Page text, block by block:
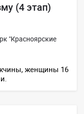
(4 этап)
"Красноярские
женщины 16